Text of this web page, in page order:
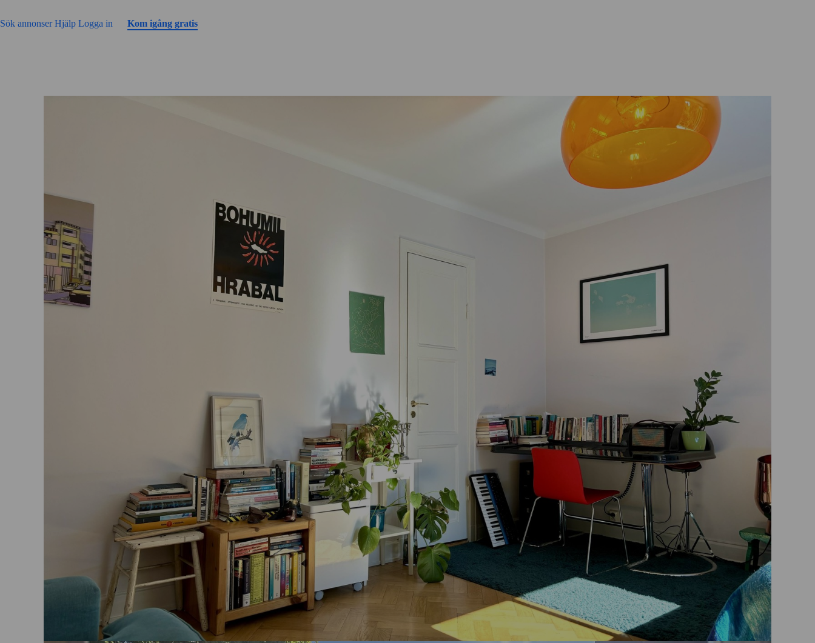
Sök annonserHjälp Logga in Kom igång gratis